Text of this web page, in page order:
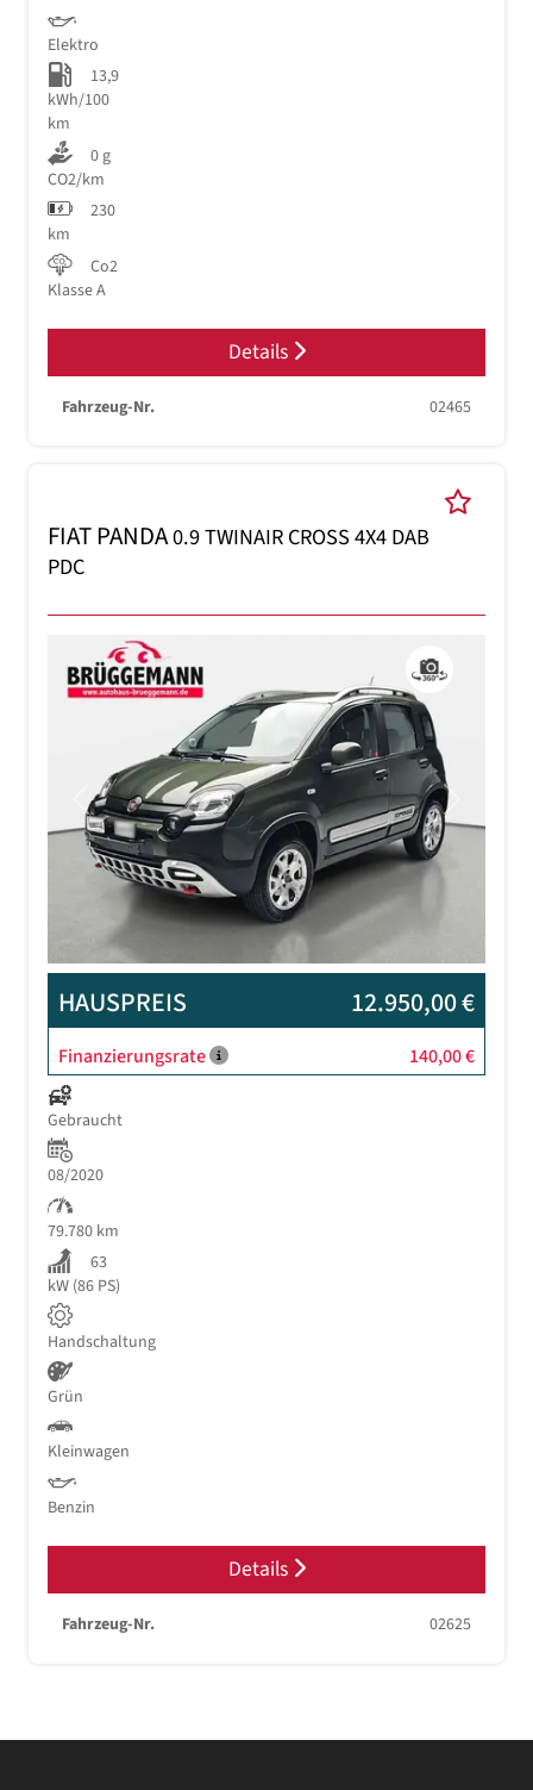
Elektro
13,9
kWh/100
km
0 g
CO2/km
230
km
Co2
Klasse A
Details
Fahrzeug-Nr. 02465
FIAT PANDA0.9 TWINAIR CROSS 4X4 DAB
PDC
Previous
HAUSPREIS 12.950,00 €
Finanzierungsrate 140,00 €
Gebraucht
08/2020
79.780 km
63
kW (86 PS)
Handschaltung
Grün
Kleinwagen
Benzin
Details
Fahrzeug-Nr. 02625